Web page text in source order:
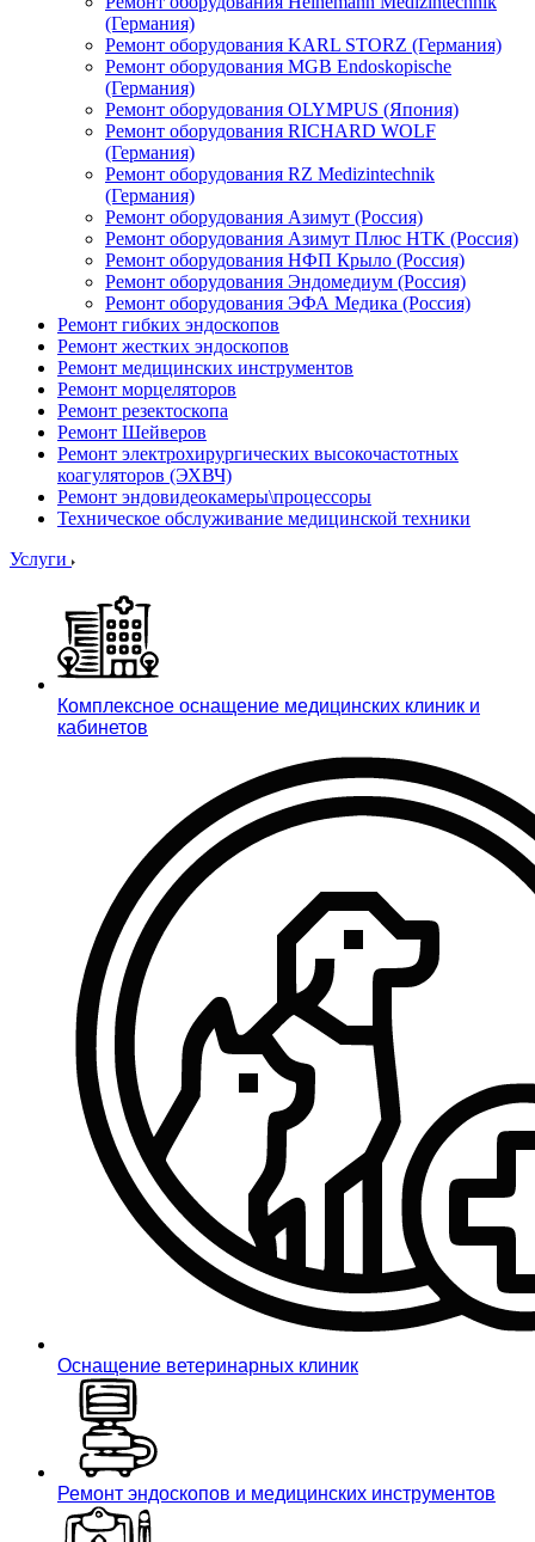
(Германия)
Ремонт оборудования KARL STORZ (Германия)
Ремонт оборудования MGB Endoskopische
(Германия)
Ремонт оборудования OLYMPUS (Япония)
Ремонт оборудования RICHARD WOLF
(Германия)
Ремонт оборудования RZ Medizintechnik
(Германия)
Ремонт оборудования Азимут (Россия)
Ремонт оборудования Азимут Плюс НТК (Россия)
Ремонт оборудования НФП Крыло (Россия)
Ремонт оборудования Эндомедиум (Россия)
Ремонт оборудования ЭФА Медика (Россия)
Ремонт гибких эндоскопов
Ремонт жестких эндоскопов
Ремонт медицинских инструментов
Ремонт морцеляторов
Ремонт резектоскопа
Ремонт Шейверов
Ремонт электрохирургических высокочастотных
коагуляторов (ЭХВЧ)
Ремонт эндовидеокамеры\процессоры
Техническое обслуживание медицинской техники
Услуги
Комплексное оснащение медицинских клиник и
кабинетов
Оснащение ветеринарных клиник
Ремонт эндоскопов и медицинских инструментов